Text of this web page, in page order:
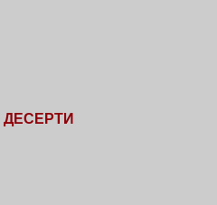
ДЕСЕРТИ